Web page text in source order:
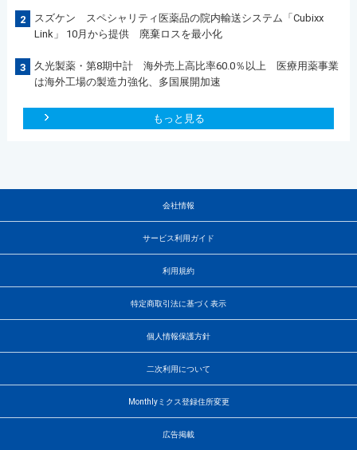
2
スズケン スペシャリティ医薬品の院内輸送システム「Cubixx
Link」 10月から提供 廃棄ロスを最小化
3
久光製薬・第8期中計 海外売上高比率60.0％以上 医療用薬事業
は海外工場の製造力強化、多国展開加速
もっと見る
会社情報
サービス利用ガイド
利用規約
特定商取引法に基づく表示
個人情報保護方針
二次利用について
Monthlyミクス登録住所変更
広告掲載